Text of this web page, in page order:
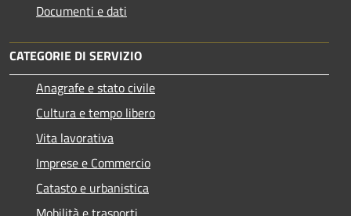
Documenti e dati
CATEGORIE DI SERVIZIO
Anagrafe e stato civile
Cultura e tempo libero
Vita lavorativa
Imprese e Commercio
Catasto e urbanistica